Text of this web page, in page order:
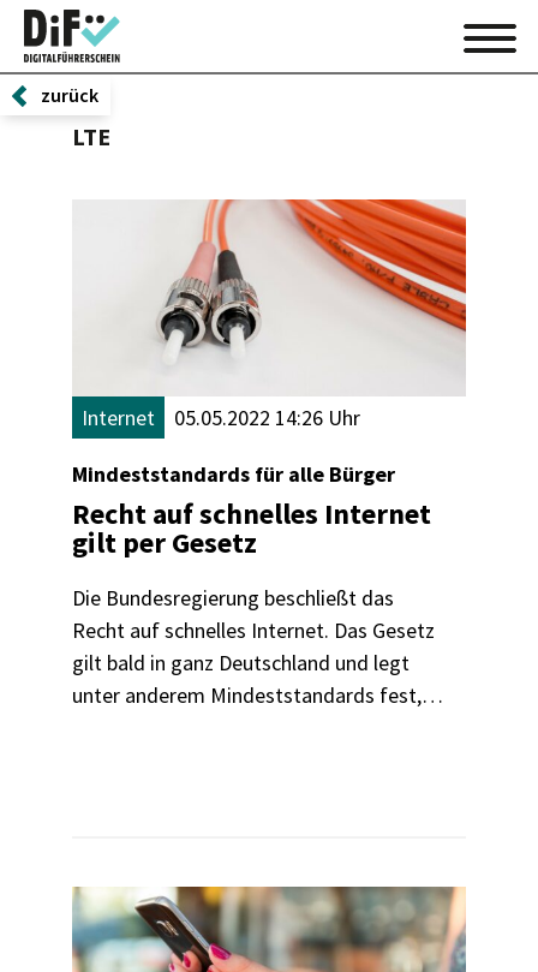
zurück
LTE
Internet 05.05.2022 14:26 Uhr
Mindeststandards für alle Bürger
Recht auf schnelles Internet
gilt per Gesetz
Die Bundesregierung beschließt das
Recht auf schnelles Internet. Das Gesetz
gilt bald in ganz Deutschland und legt
unter anderem Mindeststandards fest,